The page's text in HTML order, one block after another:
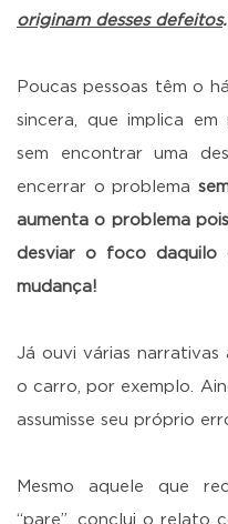
originam desses defeitos
Poucas pessoas têm o
sincera, que implica
sem encontrar uma
encerrar o problema
aumenta o problema
desviar o foco daquilo
mudança!
Já ouvi várias
o carro, por exemplo.
assumisse seu próprio
Mesmo aquele que
“pare”, conclui o relato